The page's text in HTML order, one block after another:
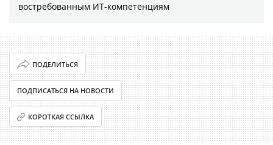
востребованным ИТ-компетенциям
ПОДЕЛИТЬСЯ
ПОДПИСАТЬСЯ НА НОВОСТИ
КОРОТКАЯ ССЫЛКА